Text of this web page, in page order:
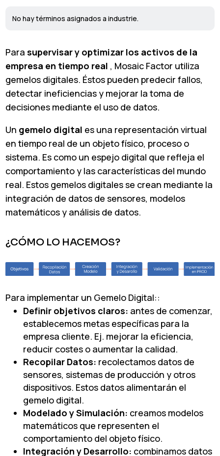
No hay términos asignados a industrie.
Parasupervisar y optimizar los activos de la
empresa en tiempo real , Mosaic Factor utiliza
gemelos digitales. Éstos pueden predecir fallos,
detectar ineficiencias y mejorar la toma de
decisiones mediante el uso de datos.
Un gemelo digital es una representación virtual
en tiempo real de un objeto físico, proceso o
sistema. Es como un espejo digital que refleja el
comportamiento y las características del mundo
real. Estos gemelos digitales se crean mediante la
integración de datos de sensores, modelos
matemáticos y análisis de datos.
¿CÓMO LO HACEMOS?
Para implementar un Gemelo Digital::
Definir objetivos claros: antes de comenzar,
establecemos metas específicas para la
empresa cliente. Ej. mejorar la eficiencia,
reducir costes o aumentar la calidad.
Recopilar Datos: recolectamos datos de
sensores, sistemas de producción y otros
dispositivos. Estos datos alimentarán el
gemelo digital.
Modelado y Simulación: creamos modelos
matemáticos que representen el
comportamiento del objeto físico.
Integración y Desarrollo: combinamos datos